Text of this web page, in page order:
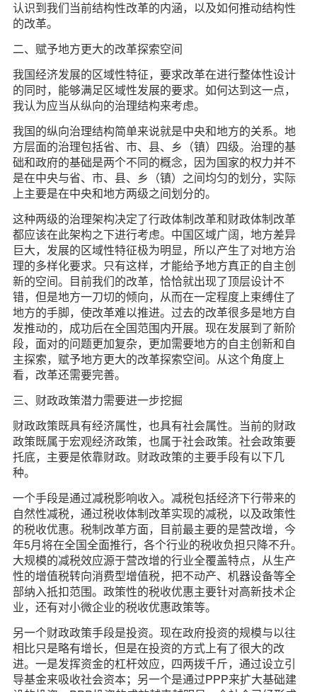
认识到我们当前结构性改革的内涵，以及如何推动结构性
的改革。
二、赋予地方更大的改革探索空间
我国经济发展的区域性特征，要求改革在进行整体性设计
的同时，能够满足区域性发展的要求。如何达到这一点，
我认为应当从纵向的治理结构来考虑。
我国的纵向治理结构简单来说就是中央和地方的关系。地
方层面的治理包括省、市、县、乡（镇）四级。治理的基
础和政府的基础是两个不同的概念，因为国家的权力并不
是在中央与省、市、县、乡（镇）之间均匀的划分，实际
上主要是在中央和地方两级之间划分的。
这种两级的治理架构决定了行政体制改革和财政体制改革
都应该在此架构之下进行考虑。中国区域广阔，地方差异
巨大，发展的区域性特征极为明显，所以产生了对地方治
理的多样化要求。只有这样，才能给予地方真正的自主创
新的空间。目前我们的改革，恰恰就出现了顶层设计不
错，但是地方一刀切的倾向，从而在一定程度上束缚住了
地方的手脚，使改革难以推进。过去的改革很多是地方自
发推动的，成功后在全国范围内开展。现在发展到了新阶
段，面对的问题更加复杂，更加需要地方的自主创新和自
主探索，赋予地方更大的改革探索空间。从这个角度上
看，改革还需要完善。
三、财政政策潜力需要进一步挖掘
财政政策既具有经济属性，也具有社会属性。当前的财政
政策既属于宏观经济政策，也属于社会政策。社会政策要
托底，主要是依靠财政。财政政策的主要手段有以下几
种。
一个手段是通过减税影响收入。减税包括经济下行带来的
自然性减税，通过税收体制改革实现的减税，以及政策性
的税收优惠。税制改革方面，目前最主要的是营改增，今
年5月将在全国全面推行，各个行业的税收负担只降不升。
大规模的减税效应源于营改增的行业全覆盖特点，从生产
性的增值税转向消费型增值税，把不动产、机器设备等全
部纳入抵扣范围。政策性的税收优惠主要针对高新技术企
业，还有对小微企业的税收优惠政策等。
另一个财政政策手段是投资。现在政府投资的规模与以往
相比只是略有增长，但是在投资的方式上有了很大的改
进。一是发挥资金的杠杆效应，四两拨千斤，通过设立引
导基金来吸收社会资本；另一个是通过PPP来扩大基础建